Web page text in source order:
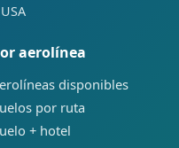
aerolínea
disponibles
por ruta
+ hotel